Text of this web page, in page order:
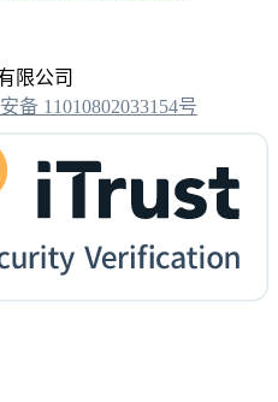
限公司
备 11010802033154号